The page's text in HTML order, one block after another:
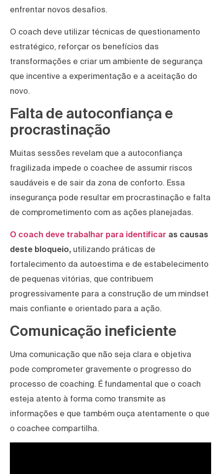
enfrentar novos desafios.
O coach deve utilizar técnicas de questionamento
estratégico, reforçar os benefícios das
transformações e criar um ambiente de segurança
que incentive a experimentação e a aceitação do
novo.
Falta de autoconfiança e
procrastinação
Muitas sessões revelam que a autoconfiança
fragilizada impede o coachee de assumir riscos
saudáveis e de sair da zona de conforto. Essa
insegurança pode resultar em procrastinação e falta
de comprometimento com as ações planejadas.
O coach deve trabalhar para identificar as causas
deste bloqueio, utilizando práticas de
fortalecimento da autoestima e de estabelecimento
de pequenas vitórias, que contribuem
progressivamente para a construção de um mindset
mais confiante e orientado para a ação.
Comunicação ineficiente
Uma comunicação que não seja clara e objetiva
pode comprometer gravemente o progresso do
processo de coaching. É fundamental que o coach
esteja atento à forma como transmite as
informações e que também ouça atentamente o que
o coachee compartilha.